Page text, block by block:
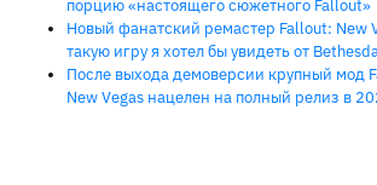
порцию «настоящего сюжетного Fallout»
Новый фанатский ремастер Fallout: New
такую игру я хотел бы увидеть от
После выхода демоверсии крупный мод
New Vegas нацелен на полный релиз в